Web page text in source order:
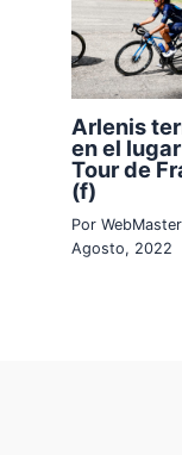
Arlenis
en el
Tour de
(f)
PorWebMaster
Agosto, 2022